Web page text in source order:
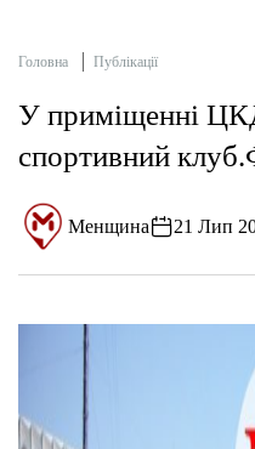
Головна Публікації
У приміщенні
спортивний
Менщина 21 Лип